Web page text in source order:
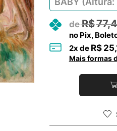
R$
no Pix,
2x de R$
Mais formas